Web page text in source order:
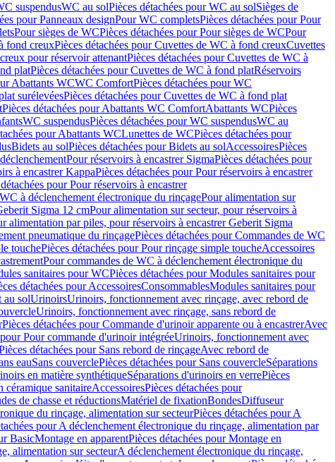
suspendusWC au solPièces détachées pour WC au solSièges de
pour Panneaux designPour WC completsPièces détachées pour Pour
Pour sièges de WCPièces détachées pour Pour sièges de WCPour
fond creuxPièces détachées pour Cuvettes de WC à fond creuxCuvettes
pour réservoir attenantPièces détachées pour Cuvettes de WC à
platPièces détachées pour Cuvettes de WC à fond platRéservoirs
Abattants WCWC ComfortPièces détachées pour WC
surélevéesPièces détachées pour Cuvettes de WC à fond plat
Pièces détachées pour Abattants WC ComfortAbattants WCPièces
WC suspendusPièces détachées pour WC suspendusWC au
pour Abattants WCLunettes de WCPièces détachées pour
Bidets au solPièces détachées pour Bidets au solAccessoiresPièces
Pour réservoirs à encastrer SigmaPièces détachées pour
à encastrer KappaPièces détachées pour Pour réservoirs à encastrer
pour Pour réservoirs à encastrer
à déclenchement électronique du rinçagePour alimentation sur
Sigma 12 cmPour alimentation sur secteur, pour réservoirs à
alimentation par piles, pour réservoirs à encastrer Geberit Sigma
pneumatique du rinçagePièces détachées pour Commandes de WC
touchePièces détachées pour Pour rinçage simple toucheAccessoires
Pour commandes de WC à déclenchement électronique du
sanitaires pour WCPièces détachées pour Modules sanitaires pour
détachées pour AccessoiresConsommablesModules sanitaires pour
au solUrinoirsUrinoirs, fonctionnement avec rinçage, avec rebord de
Urinoirs, fonctionnement avec rinçage, sans rebord de
Pièces détachées pour Commande d'urinoir apparente ou à encastrerAvec
Pour commande d'urinoir intégréeUrinoirs, fonctionnement avec
détachées pour Sans rebord de rinçageAvec rebord de
eauSans couverclePièces détachées pour Sans couvercleSéparations
en matière synthétiqueSéparations d'urinoirs en verrePièces
céramique sanitaireAccessoiresPièces détachées pour
de chasse et réductionsMatériel de fixationBondesDiffuseur
du rinçage, alimentation sur secteurPièces détachées pour A
pour A déclenchement électronique du rinçage, alimentation par
BasicMontage en apparentPièces détachées pour Montage en
alimentation sur secteurA déclenchement électronique du rinçage,